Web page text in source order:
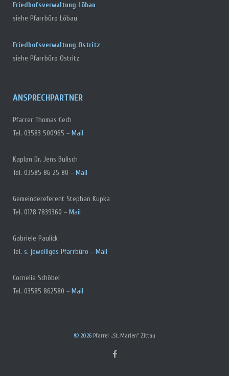
Friedhofsverwaltung Löbau
siehe Pfarrbüro Löbau
Friedhofsverwaltung Ostritz
siehe Pfarrbüro Ostritz
ANSPRECHPARTNER
Pfarrer Thomas Cech
Tel. 03583 500965 – Mail
Kaplan Dr. Jens Bulisch
Tel. 03585 86 25 80 – Mail
Gemeindereferent Stephan Kupka
Tel. 0178 7839360 – Mail
Gabriele Paulick
Tel. s. jeweiliges Pfarrbüro – Mail
Cornelia Schöbel
Tel. 03585 862580 – Mail
© 2026 Pfarrei „St. Marien" Zittau